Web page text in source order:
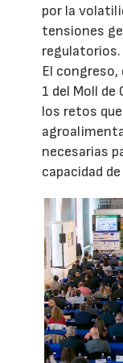
por la
tensiones
regulatorios.
El congreso,
1 del Moll
los retos
necesarias
capacidad